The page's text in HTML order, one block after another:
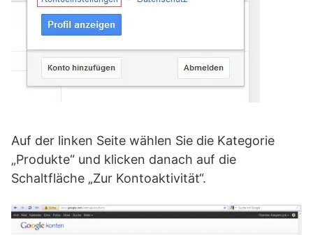
Auf der linken Seite wählen Sie die Kategorie
„Produkte“ und klicken danach auf die
Schaltfläche „Zur Kontoaktivität“.